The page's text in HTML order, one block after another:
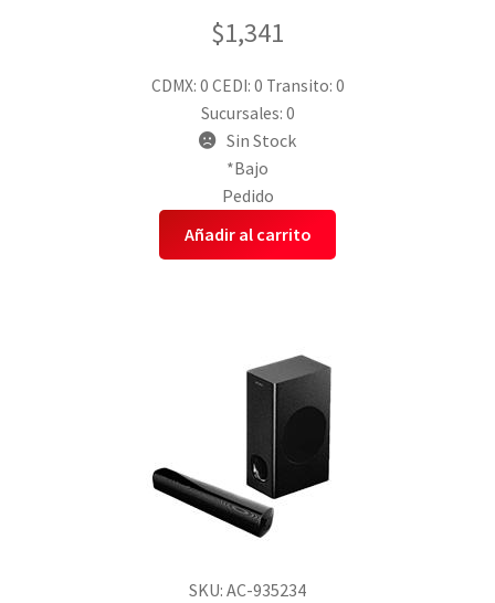
$1,341
CDMX: 0 CEDI: 0 Transito: 0
Sucursales: 0
Sin Stock
*Bajo
Pedido
Añadir al carrito
SKU: AC-935234